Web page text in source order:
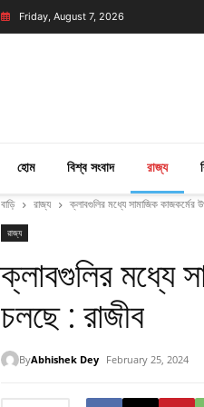
Friday, August 7, 2026
হোম বিশ্ব সংবাদ রাজ্য
বাড়ি রাজ্য ক্লাবগুলির মধ্যে সামাজিক কাজকর্মের
রাজ্য
ক্লাবগুলির মধ্যে
চলছে : রাজীব
ByAbhishek Dey February 25, 2024